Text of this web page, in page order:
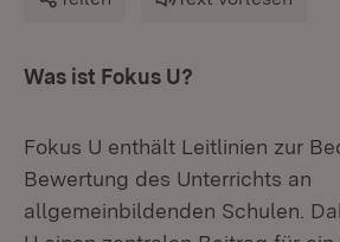
Was ist Fokus U?
Fokus U enthält Leitlinien zur
Bewertung des Unterrichts an
allgemeinbildenden Schulen.